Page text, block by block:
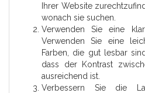
Ihrer Website
wonach sie suchen.
Verwenden Sie eine
Verwenden Sie eine
Farben, die gut lesbar
dass der Kontrast
ausreichend ist.
Verbessern Sie die